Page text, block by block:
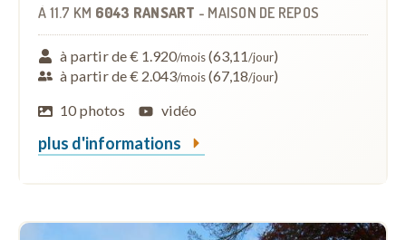
À 11.7 KM 6043 RANSART - MAISON DE REPOS
à partir de € 1.920/mois(63,11/jour)
à partir de € 2.043/mois(67,18/jour)
10 photos
vidéo
plus d'informations